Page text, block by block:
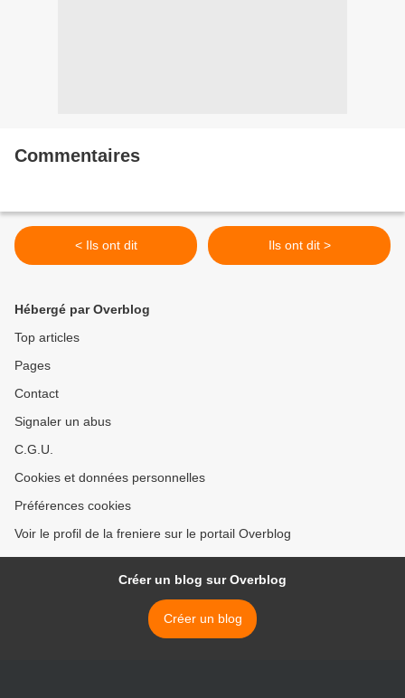
Commentaires
< Ils ont dit Ils ont dit >
Hébergé par Overblog
Top articles
Pages
Contact
Signaler un abus
C.G.U.
Cookies et données personnelles
Préférences cookies
Voir le profil de la freniere sur le portail Overblog
Créer un blog sur Overblog
Créer un blog